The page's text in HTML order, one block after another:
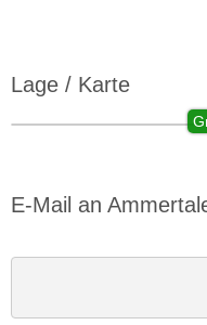
Lage / Karte
E-Mail an